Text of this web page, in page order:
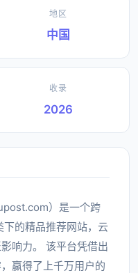
地区
中国
收录
2026
）是一个跨
的精品推荐网站，云
响力。 该平台凭借出
赢得了上千万用户的